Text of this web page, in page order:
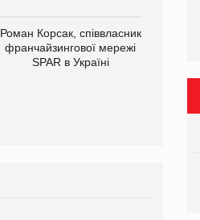
Роман Корсак, співвласник
франчайзингової мережі
SPAR в Україні